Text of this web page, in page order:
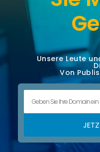
Unsere Leute
Von